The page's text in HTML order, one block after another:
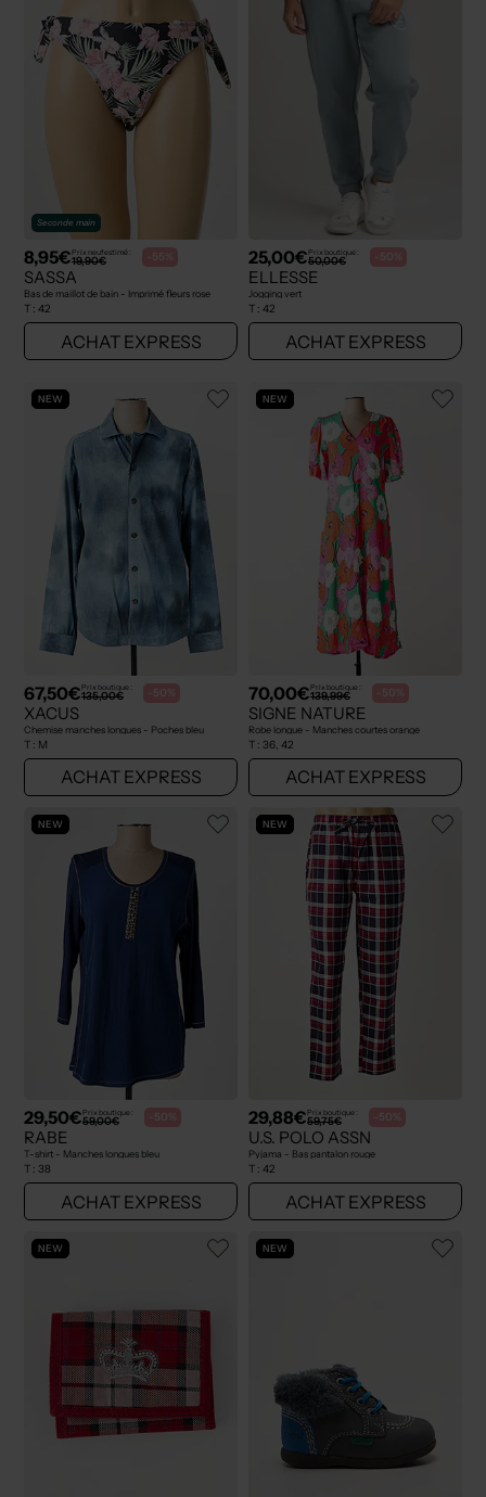
Seconde main
8,95€Prix neuf estimé :
19,90€ -55%
SASSA
Bas de maillot de bain - Imprimé fleurs rose
T : 42
ACHAT EXPRESS
25,00€Prix boutique :
50,00€ -50%
ELLESSE
Jogging vert
T : 42
ACHAT EXPRESS
NEW
67,50€Prix boutique :
135,00€ -50%
XACUS
Chemise manches longues - Poches bleu
T : M
ACHAT EXPRESS
NEW
70,00€Prix boutique :
139,99€ -50%
SIGNE NATURE
Robe longue - Manches courtes orange
T : 36, 42
ACHAT EXPRESS
NEW
29,50€Prix boutique :
59,00€ -50%
RABE
T-shirt - Manches longues bleu
T : 38
ACHAT EXPRESS
NEW
29,88€Prix boutique :
59,75€ -50%
U.S. POLO ASSN
Pyjama - Bas pantalon rouge
T : 42
ACHAT EXPRESS
NEW NEW